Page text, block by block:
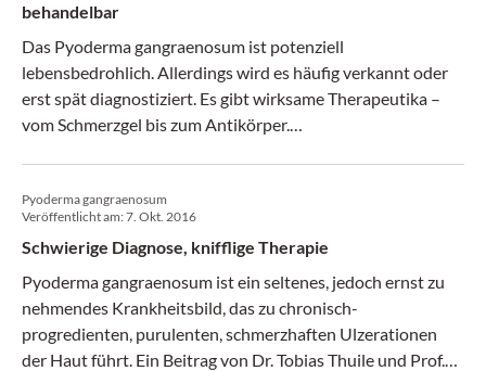
behandelbar
Das Pyoderma gangraenosum ist potenziell
lebensbedrohlich. Allerdings wird es häufig verkannt oder
erst spät diagnostiziert. Es gibt wirksame Therapeutika –
vom Schmerzgel bis zum Antikörper.
Pyoderma gangraenosum
Veröffentlicht am:7. Okt. 2016
Schwierige Diagnose, knifflige Therapie
Pyoderma gangraenosum ist ein seltenes, jedoch ernst zu
nehmendes Krankheitsbild, das zu chronisch-
progredienten, purulenten, schmerzhaften Ulzerationen
der Haut führt. Ein Beitrag von Dr. Tobias Thuile und Prof.